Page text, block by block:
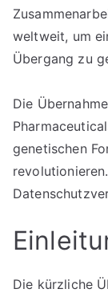
weltweit, um
Übergang zu
Die
genetischen
Die kürzliche